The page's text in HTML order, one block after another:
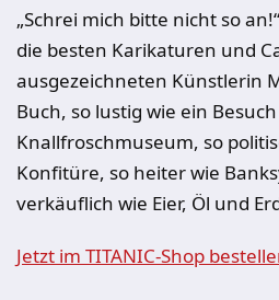
„Schrei mich bitte nicht so
die besten Karikaturen und
ausgezeichneten Künstlerin
Buch, so lustig wie ein
Knallfroschmuseum, so
Konfitüre, so heiter wie
verkäuflich wie Eier, Öl und
Jetzt im TITANIC-Shop